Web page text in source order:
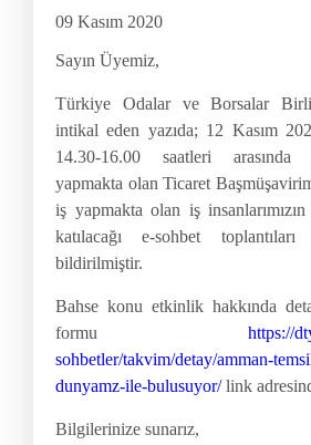
09 Kasım 2020
Sayın Üyemiz,
Türkiye Odalar ve Borsalar
intikal eden yazıda; 12 Kasım
14.30-16.00 saatleri
yapmakta olan Ticaret
iş yapmakta olan iş
katılacağı e-sohbet toplantıları
bildirilmiştir.
Bahse konu etkinlik hakkında
formu https://
sohbetler/takvim/detay/amman-
dunyamz-ile-bulusuyor/ link
Bilgilerinize sunarız,